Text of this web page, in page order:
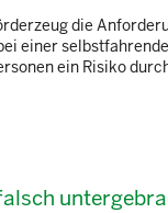
die
einer
ein Risiko